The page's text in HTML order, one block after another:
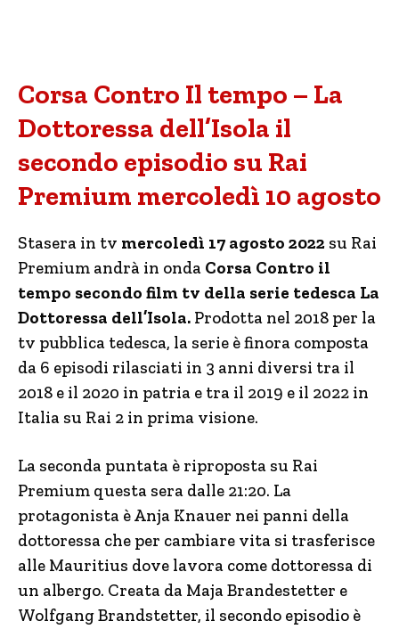
Corsa Contro Il tempo – La
Dottoressa dell’Isola il
secondo episodio su Rai
Premium mercoledì 10 agosto
Stasera in tv mercoledì 17 agosto 2022 su Rai
Premium andrà in onda Corsa Contro il
tempo secondo film tv della serie tedesca La
Dottoressa dell’Isola. Prodotta nel 2018 per la
tv pubblica tedesca, la serie è finora composta
da 6 episodi rilasciati in 3 anni diversi tra il
2018 e il 2020 in patria e tra il 2019 e il 2022 in
Italia su Rai 2 in prima visione.
La seconda puntata è riproposta su Rai
Premium questa sera dalle 21:20. La
protagonista è Anja Knauer nei panni della
dottoressa che per cambiare vita si trasferisce
alle Mauritius dove lavora come dottoressa di
un albergo. Creata da Maja Brandestetter e
Wolfgang Brandstetter, il secondo episodio è